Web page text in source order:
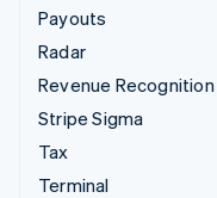
Payouts
Radar
Revenue Recognition
Stripe Sigma
Tax
Terminal